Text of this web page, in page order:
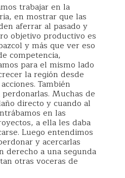
trabajar en la
en mostrar que las
aferrar al pasado y
objetivo productivo es
y más que ver eso
competencia,
para el mismo lado
la región desde
También
Muchas de
directo y cuando al
en las
a ella les daba
Luego entendimos
y acercarlas
derecho a una segunda
otras voceras de